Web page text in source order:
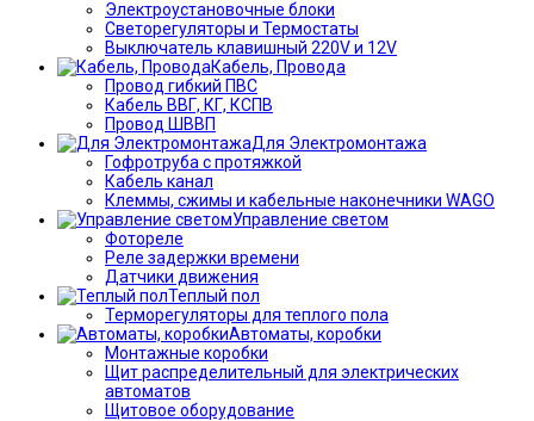
Электроустановочные блоки
Светорегуляторы и Термостаты
Выключатель клавишный 220V и 12V
Кабель, Провода
Провод гибкий ПВС
Кабель ВВГ, КГ, КСПВ
Провод ШВВП
Для Электромонтажа
Гофротруба с протяжкой
Кабель канал
Клеммы, сжимы и кабельные наконечники WAGO
Управление светом
Фотореле
Реле задержки времени
Датчики движения
Теплый пол
Терморегуляторы для теплого пола
Автоматы, коробки
Монтажные коробки
Щит распределительный для электрических
автоматов
Щитовое оборудование